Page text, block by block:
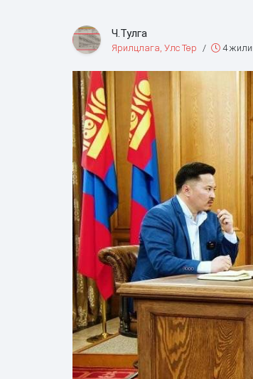
Ч.Тулга
Ярилцлага, Улс Төр / 4